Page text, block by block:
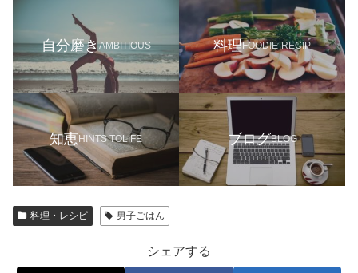
自分磨きAMBITIOUS 料理FOODIE-RECIP
知恵HINTS TOLIFE ブログBLOG
料理・レシピ 男子ごはん
シェアする